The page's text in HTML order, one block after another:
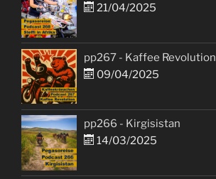
21/04/2025
pp267 - Kaffee Revolution
09/04/2025
pp266 - Kirgisistan
14/03/2025